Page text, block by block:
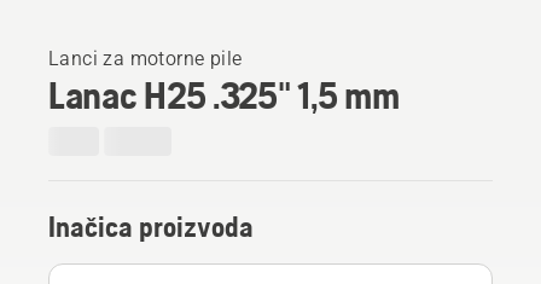
Lanci za motorne pile
Lanac H25 .325" 1,5 mm
Inačica proizvoda